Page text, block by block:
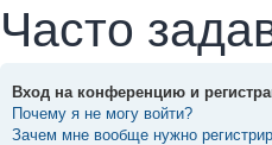
Часто
Вход на конференцию и
Почему я не могу войти?
Зачем мне вообще нужно